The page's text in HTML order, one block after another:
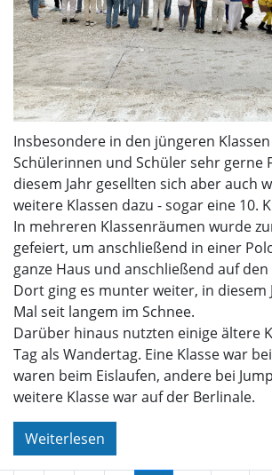
Insbesondere in den jüngeren
Schülerinnen und Schüler sehr gerne
diesem Jahr gesellten sich aber auch
weitere Klassen dazu - sogar eine 10.
In mehreren Klassenräumen wurde
gefeiert, um anschließend in einer
ganze Haus und anschließend auf den
Dort ging es munter weiter, in diesem
Mal seit langem im Schnee.
Darüber hinaus nutzten einige ältere
Tag als Wandertag. Eine Klasse war
waren beim Eislaufen, andere bei
weitere Klasse war auf der Berlinale.
Weiterlesen